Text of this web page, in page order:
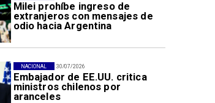
Milei prohíbe ingreso de
extranjeros con mensajes de
odio hacia Argentina
30/07/2026
Embajador de EE.UU. critica
ministros chilenos por
aranceles
NACIONAL